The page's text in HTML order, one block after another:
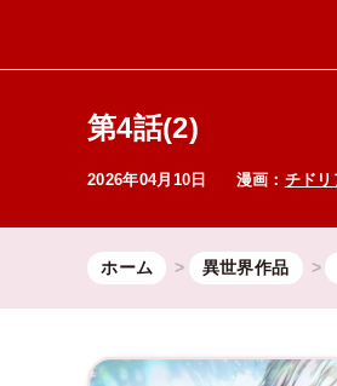
第4話(2)
2026年04月10日 漫画： チドリ
ホーム 異世界作品